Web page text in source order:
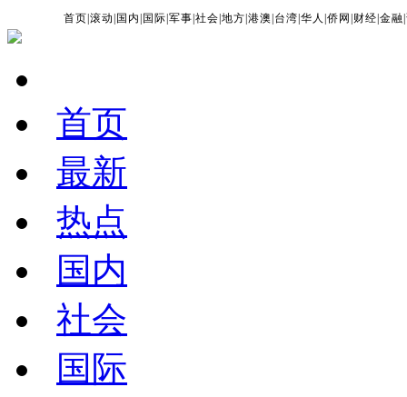
首页 |滚动 国内 国际 |军事 |社会 |地方 |港澳 台湾 |华人 |侨网 财经 |金融 |
首页
最新
热点
国内
社会
国际